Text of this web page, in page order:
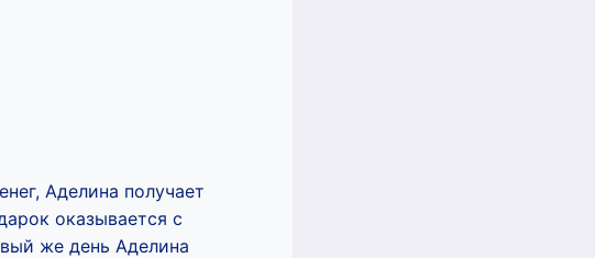
Аделина получает
оказывается с
же день Аделина